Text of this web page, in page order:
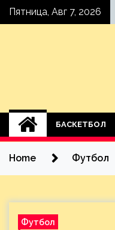
SkipПятница, Авг 7, 2026
БАСКЕТБОЛ
Home Футбол
Футбол